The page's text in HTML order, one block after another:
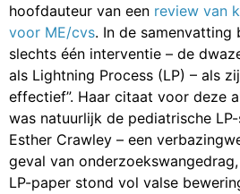
hoofdauteur van een review van
voor ME/cvs. In de samenvatting
slechts één interventie – de
als Lightning Process (LP) – als
effectief”. Haar citaat voor deze
was natuurlijk de pediatrische
Esther Crawley – een
geval van
LP-paper stond vol valse